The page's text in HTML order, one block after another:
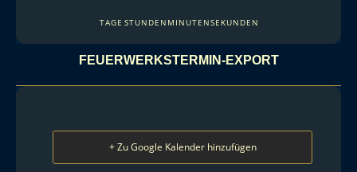
TAGE STUNDEN MINUTENSEKUNDEN
FEUERWERKSTERMIN-EXPORT
+ Zu Google Kalender hinzufügen